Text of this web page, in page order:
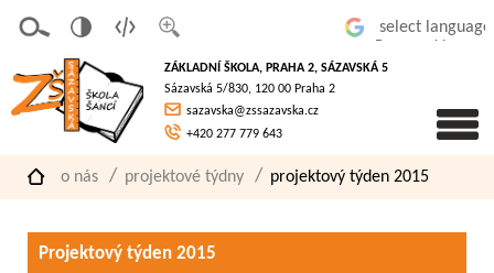
písmo
á
verze
pro
slaboz
raké
ZÁKLADNÍ ŠKOLA, PRAHA 2, SÁZAVSKÁ 5
Sázavská 5/830, 120 00 Praha 2
sazavska@zssazavska.cz
+420 277 779 643
o nás projektové týdny projektový týden 2015
Projektový týden 2015